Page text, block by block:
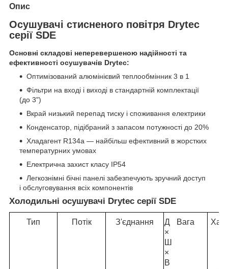
Опис
Осушувачі стисненого повітря Drytec
серії SDE
Основні складові неперевершеною надійності та
ефективності осушувачів Drytec:
Оптимізований алюмінієвий теплообмінник 3 в 1
Фільтри на вході і виході в стандартній комплектації
(до 3")
Вкрай низький перепад тиску і споживання електрики
Конденсатор, підібраний з запасом потужності до 20%
Хладагент R134a — найбільш ефективний в жорстких
температурних умовах
Електрична захист класу IP54
Легкознімні бічні панелі забезпечують зручний доступ
і обслуговування всіх компонентів
Холодильні осушувачі Drytec серії SDE
Тип Потік З'єднання
Д
×
Ш
×
В
Вага